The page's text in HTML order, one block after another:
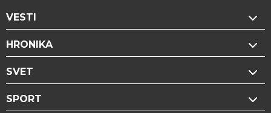
VESTI
HRONIKA
SVET
SPORT